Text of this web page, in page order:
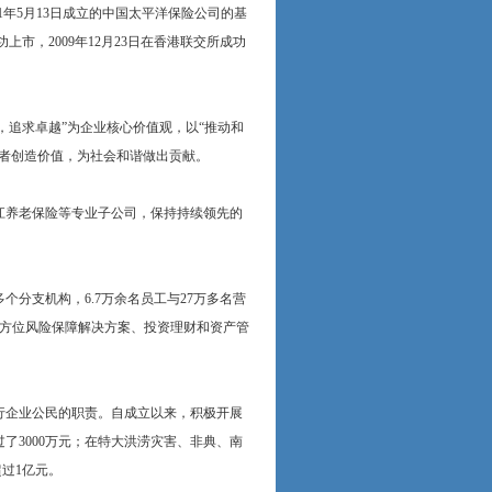
5月13日成立的中国太平洋保险公司的基
市，2009年12月23日在香港联交所成功
求卓越”为企业核心价值观，以“推动和
造价值，为社会和谐做出贡献。
老保险等专业子公司，保持持续领先的
分支机构，6.7万余名员工与27万多名营
位风险保障解决方案、投资理财和资产管
业公民的职责。自成立以来，积极开展
3000万元；在特大洪涝灾害、非典、南
1亿元。